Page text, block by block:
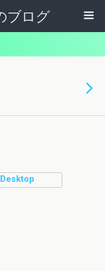
ブログ
Desktop